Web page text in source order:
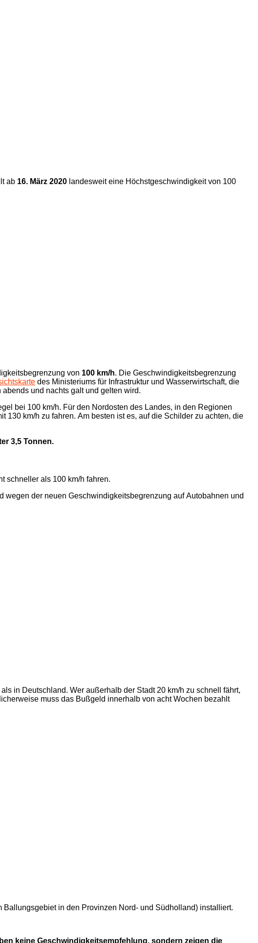
ab 16. März 2020 landesweit eine Höchstgeschwindigkeit von 100
von 100 km/h. Die Geschwindigkeitsbegrenzung
des Ministeriums für Infrastruktur und Wasserwirtschaft, die
und nachts galt und gelten wird.
bei 100 km/h. Für den Nordosten des Landes, in den Regionen
km/h zu fahren. Am besten ist es, auf die Schilder zu achten, die
3,5 Tonnen.
schneller als 100 km/h fahren.
wegen der neuen Geschwindigkeitsbegrenzung auf Autobahnen und
in Deutschland. Wer außerhalb der Stadt 20 km/h zu schnell fährt,
muss das Bußgeld innerhalb von acht Wochen bezahlt
in den Provinzen Nord- und Südholland) installiert.
keine Geschwindigkeitsempfehlung, sondern zeigen die